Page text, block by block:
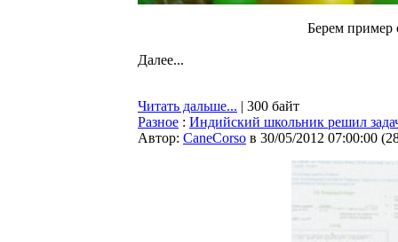
Берем пример
Далее...
Читать дальше... | 300 байт
Разное : Индийский школьник решил
Автор: CaneCorso в 30/05/2012 07:00:00 (